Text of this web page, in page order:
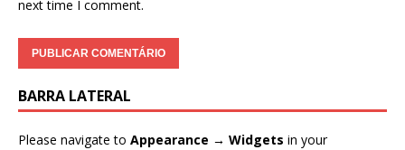
next time I comment.
BARRA LATERAL
Please navigate to Appearance → Widgets in your